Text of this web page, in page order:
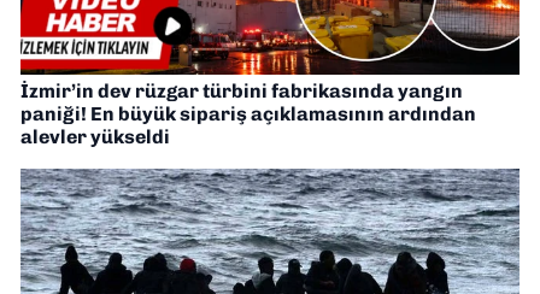
İzmir’in dev rüzgar türbini fabrikasında yangın
paniği! En büyük sipariş açıklamasının ardından
alevler yükseldi